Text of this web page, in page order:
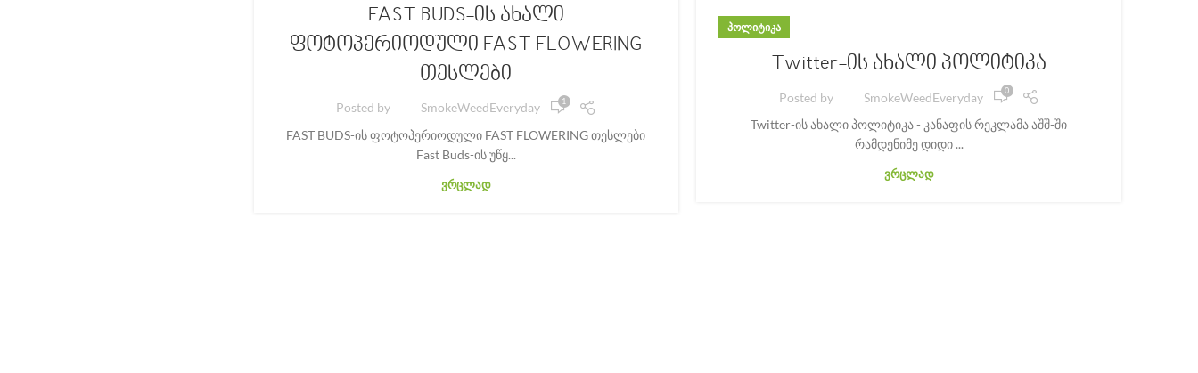
FAST BUDS-ის ახალი
ფოტოპერიოდული FAST FLOWERING
თესლები
Posted by SmokeWeedEveryday 1
FAST BUDS-ის ფოტოპერიოდული FAST FLOWERING თესლები
Fast Buds-ის უწყ...
ᲕᲠᲪᲚᲐᲓ
ᲞᲝᲚᲘᲢᲘᲙᲐ
Twitter-ის ახალი პოლიტიკა
Posted by SmokeWeedEveryday 0
Twitter-ის ახალი პოლიტიკა - კანაფის რეკლამა აშშ-ში
რამდენიმე დიდი ...
ᲕᲠᲪᲚᲐᲓ